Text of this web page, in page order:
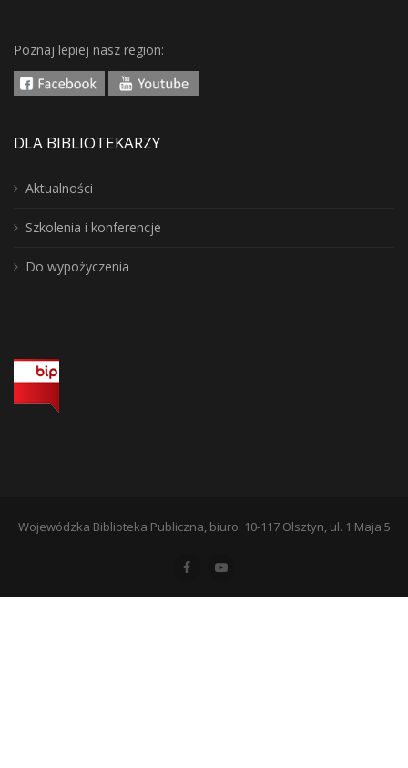
Poznaj lepiej nasz region:
DLA BIBLIOTEKARZY
Aktualności
Szkolenia i konferencje
Do wypożyczenia
Wojewódzka Biblioteka Publiczna, biuro: 10-117 Olsztyn, ul. 1 Maja 5